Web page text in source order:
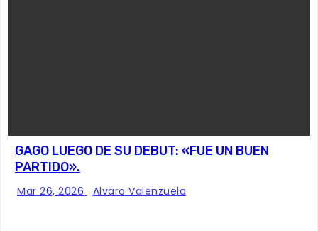
GAGO LUEGO DE SU DEBUT: «FUE UN BUEN
PARTIDO».
Mar 26, 2026 Alvaro Valenzuela